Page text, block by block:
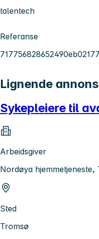
talentech
Referanse
Lignende
Sykepleiere til
Arbeidsgiver
Nordøya hjemmetjeneste,
Sted
Tromsø